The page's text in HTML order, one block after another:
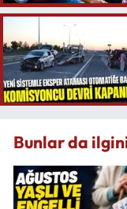
Bunlar da